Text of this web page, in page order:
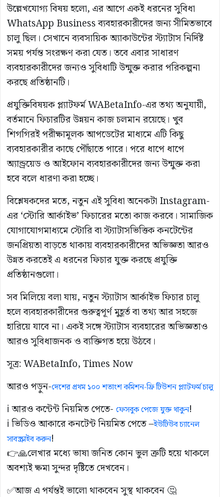
উল্লেখযোগ্য বিষয় হলো, এর আগে একই ধরনের সুবিধা
WhatsApp Business ব্যবহারকারীদের জন্য সীমিতভাবে
চালু ছিল। সেখানে ব্যবসায়িক অ্যাকাউন্টের স্ট্যাটাস নির্দিষ্ট
সময় পর্যন্ত সংরক্ষণ করা যেত। তবে এবার সাধারণ
ব্যবহারকারীদের জন্যও সুবিধাটি উন্মুক্ত করার পরিকল্পনা
করছে প্রতিষ্ঠানটি।
প্রযুক্তিবিষয়ক প্ল্যাটফর্ম WABetaInfo-এর তথ্য অনুযায়ী,
বর্তমানে ফিচারটির উন্নয়ন কাজ চলমান রয়েছে। খুব
শিগগিরই পরীক্ষামূলক আপডেটের মাধ্যমে এটি কিছু
ব্যবহারকারীর কাছে পৌঁছাতে পারে। পরে ধাপে ধাপে
অ্যান্ড্রয়েড ও আইফোন ব্যবহারকারীদের জন্য উন্মুক্ত করা
হবে বলে ধারণা করা হচ্ছে।
বিশ্লেষকদের মতে, নতুন এই সুবিধা অনেকটা Instagram-
এর ‘স্টোরি আর্কাইভ’ ফিচারের মতো কাজ করবে। সামাজিক
যোগাযোগমাধ্যমে স্টোরি বা স্ট্যাটাসভিত্তিক কনটেন্টের
জনপ্রিয়তা বাড়তে থাকায় ব্যবহারকারীদের অভিজ্ঞতা আরও
উন্নত করতেই এ ধরনের ফিচার যুক্ত করছে প্রযুক্তি
প্রতিষ্ঠানগুলো।
সব মিলিয়ে বলা যায়, নতুন স্ট্যাটাস আর্কাইভ ফিচার চালু
হলে ব্যবহারকারীদের গুরুত্বপূর্ণ মুহূর্ত বা তথ্য আর সহজে
হারিয়ে যাবে না। একই সঙ্গে স্ট্যাটাস ব্যবহারের অভিজ্ঞতাও
আরও সুবিধাজনক ও ব্যক্তিগত হয়ে উঠবে।
সূত্র: WABetaInfo, Times Now
আরও পড়ুন-দেশের প্রথম ১০০ শতাংশ কমিশন-ফ্রি টিউশন প্ল্যাটফর্ম চালু
ℹ️ আরও কন্টেন্ট নিয়মিত পেতে- ফেসবুক পেজে যুক্ত থাকুন!
ℹ️ ভিডিও আকারে কনটেন্ট নিয়মিত পেতে –ইউটিউব চ্যানেল
সাবস্ক্রাইব করুন!
👉🙏লেখার মধ্যে ভাষা জনিত কোন ভুল ত্রুটি হয়ে থাকলে
অবশ্যই ক্ষমা সুন্দর দৃষ্টিতে দেখবেন।
✅আজ এ পর্যন্তই ভালো থাকবেন সুস্থ থাকবেন 🤔